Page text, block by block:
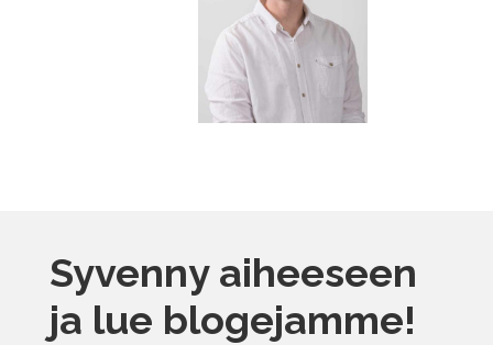
Syvenny aiheeseen
ja lue blogejamme!